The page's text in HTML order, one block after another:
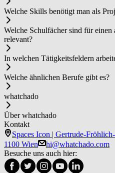
Welche Skills benötigt man als
Welche Schulfächer sind für
relevant?
In welchen Tätigkeitsfeldern
Welche ähnlichen Berufe gibt es?
whatchado
Über whatchado
Kontakt
Spaces Icon | Gertrude-
1100 Wien
hi@whatchado.com
Besuche uns auch hier: